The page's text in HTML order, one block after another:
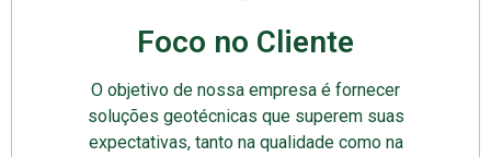
Foco no Cliente
O objetivo de nossa empresa é fornecer
soluções geotécnicas que superem suas
expectativas, tanto na qualidade como na